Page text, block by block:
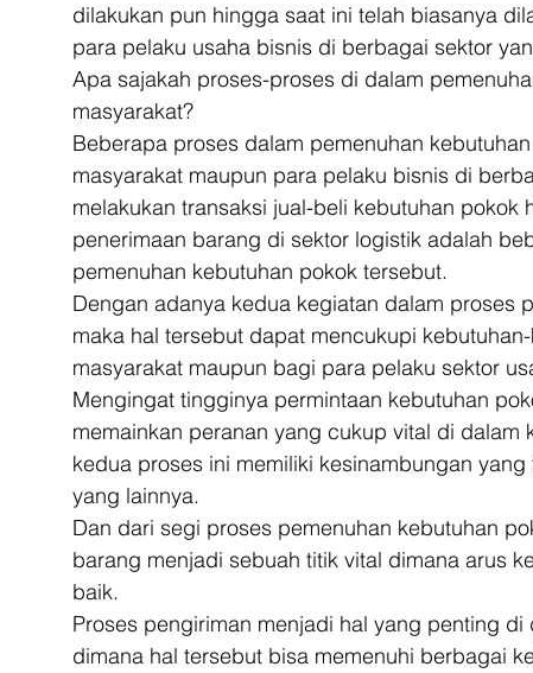
dilakukan pun hingga saat ini telah biasanya
para pelaku usaha bisnis di berbagai sektor
Apa sajakah proses-proses di dalam
masyarakat?
Beberapa proses dalam pemenuhan
masyarakat maupun para pelaku bisnis di
melakukan transaksi jual-beli kebutuhan
penerimaan barang di sektor logistik adalah
pemenuhan kebutuhan pokok tersebut.
Dengan adanya kedua kegiatan dalam proses
maka hal tersebut dapat mencukupi
masyarakat maupun bagi para pelaku sektor
Mengingat tingginya permintaan kebutuhan
memainkan peranan yang cukup vital di dalam
kedua proses ini memiliki kesinambungan
yang lainnya.
Dan dari segi proses pemenuhan kebutuhan
barang menjadi sebuah titik vital dimana arus
baik.
Proses pengiriman menjadi hal yang penting
dimana hal tersebut bisa memenuhi berbagai